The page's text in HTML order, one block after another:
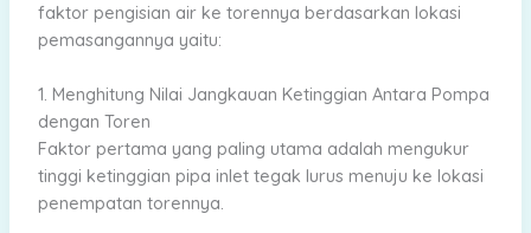
faktor pengisian air ke torennya berdasarkan lokasi
pemasangannya yaitu:
1. Menghitung Nilai Jangkauan Ketinggian Antara Pompa
dengan Toren
Faktor pertama yang paling utama adalah mengukur
tinggi ketinggian pipa inlet tegak lurus menuju ke lokasi
penempatan torennya.